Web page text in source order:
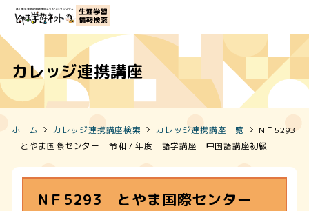
カレッジ連携講座
ホーム カレッジ連携講座検索 カレッジ連携講座一覧
NＦ5293
とやま国際センター 令和７年度 語学講座 中国語講座初級
NＦ5293 とやま国際センター